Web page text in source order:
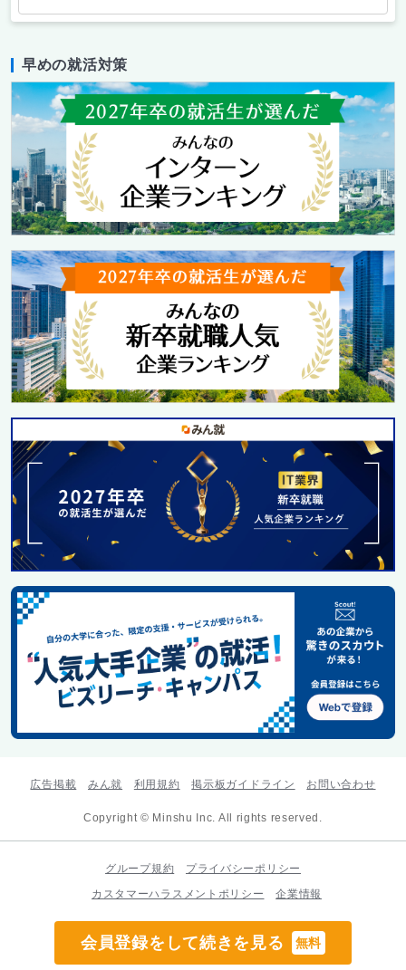
会員登録をして続きを見る 無料
早めの就活対策
広告掲載 みん就 利用規約 掲示板ガイドライン お問い合わせ
Copyright © Minshu Inc. All rights reserved.
グループ規約
プライバシーポリシー
カスタマーハラスメントポリシー
企業情報